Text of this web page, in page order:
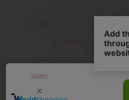
オリジナルアイテムなどを幅
アビステの幅広い商品
人気ランキングやテレビなど
雑誌掲載商品情報を紹介
プレゼント包装無料や独
などのサービスを
心躍るインポートアクセサリー
夢やときめきを与えられるよ
◆ギフトラッピング無料/11,000円